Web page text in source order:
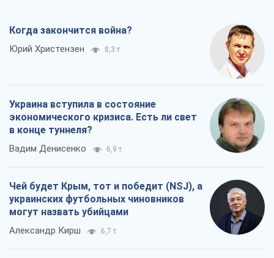
Когда закончится война?
Юрий Христензен 8,3 т.
Украина вступила в состояние
экономического кризиса. Есть ли свет
в конце туннеля?
Вадим Денисенко 6,9 т.
Чей будет Крым, тот и победит (NSJ), а
украинских футбольных чиновников
могут назвать убийцами
Александр Кирш 6,7 т.